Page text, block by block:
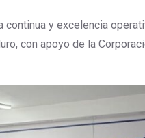
continua y excelencia
con apoyo de la